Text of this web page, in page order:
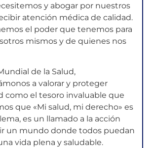
y abogar por nuestros
atención médica de calidad.
el poder que tenemos para
mismos y de quienes nos
de la Salud,
a valorar y proteger
como el tesoro invaluable que
que «Mi salud, mi derecho» es
es un llamado a la acción
un mundo donde todos puedan
vida plena y saludable.